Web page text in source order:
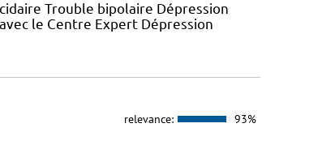
Trouble bipolaire Dépression
le Centre Expert Dépression
relevance: 93%